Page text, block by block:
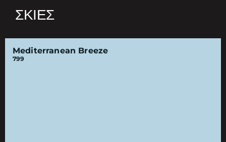
ΣΚΙΈΣ
Mediterranean Breeze
799